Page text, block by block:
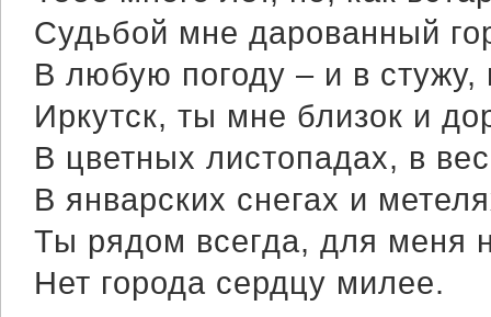
Судьбой мне дарованный
В любую погоду – и в стужу,
Иркутск, ты мне близок и
В цветных листопадах, в
В январских снегах и
Ты рядом всегда, для меня
Нет города сердцу милее.